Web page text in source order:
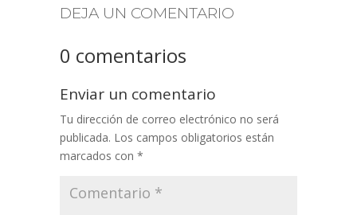
DEJA UN COMENTARIO
0 comentarios
Enviar un comentario
Tu dirección de correo electrónico no será
publicada. Los campos obligatorios están
marcados con *